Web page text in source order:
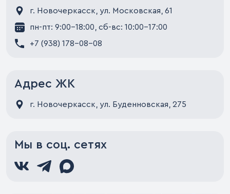
г. Новочеркасск, ул. Московская, 61
пн-пт: 9:00-18:00, сб-вс: 10:00-17:00
+7 (938) 178-08-08
Адрес ЖК
г. Новочеркасск, ул. Буденновская, 275
Мы в соц. сетях